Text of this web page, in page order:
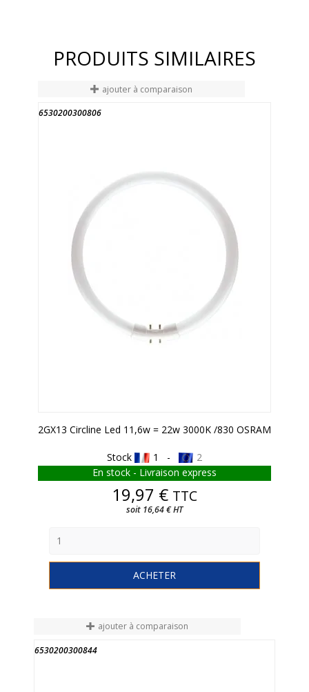
PRODUITS SIMILAIRES
ajouter à comparaison
6530200300806
2GX13 Circline Led 11,6w = 22w 3000K /830 OSRAM
Stock 1 -
2
En stock - Livraison express
Prix
19,97 € TTC
soit 16,64 € HT
ACHETER
ajouter à comparaison
6530200300844